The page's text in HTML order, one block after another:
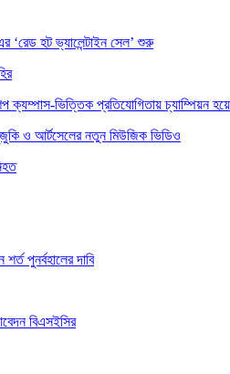
‘রেড হট ভ্যালেন্টাইন সেল’ শুরু
ক্যম্পাস-ভিত্তিক প্রতিযোগিতায় চ্যাম্পিয়ন
ও আর্টসেলের নতুন মিউজিক ভিডিও
পুনর্বহালের দাবি
বিএসইসির